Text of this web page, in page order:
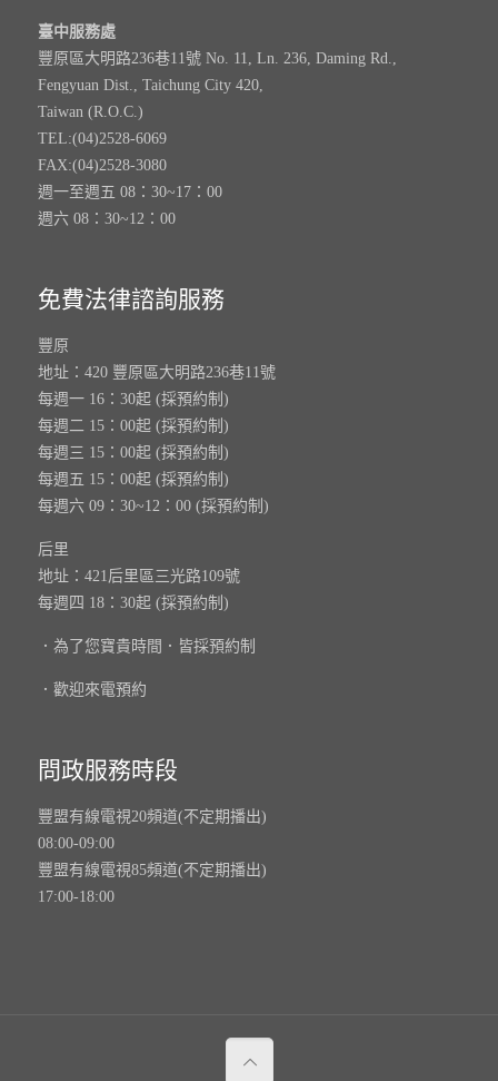
臺中服務處
豐原區大明路236巷11號 No. 11, Ln. 236, Daming Rd.,
Fengyuan Dist., Taichung City 420,
Taiwan (R.O.C.)
TEL:(04)2528-6069
FAX:(04)2528-3080
週一至週五 08：30~17：00
週六 08：30~12：00
免費法律諮詢服務
豐原
地址：420 豐原區大明路236巷11號
每週一 16：30起 (採預約制)
每週二 15：00起 (採預約制)
每週三 15：00起 (採預約制)
每週五 15：00起 (採預約制)
每週六 09：30~12：00 (採預約制)
后里
地址：421后里區三光路109號
每週四 18：30起 (採預約制)
．為了您寶貴時間．皆採預約制
．歡迎來電預約
問政服務時段
豐盟有線電視20頻道(不定期播出)
08:00-09:00
豐盟有線電視85頻道(不定期播出)
17:00-18:00